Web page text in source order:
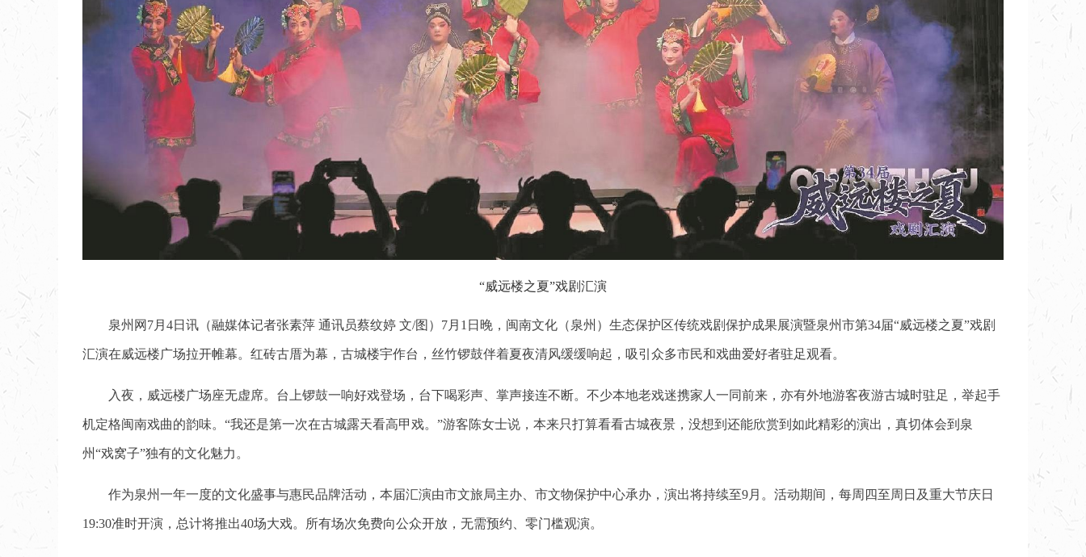
“威远楼之夏”戏剧汇演
泉州网7月4日讯（融媒体记者张素萍 通讯员蔡纹婷 文/图）7月1日晚，闽南文化（泉州）生态保护区传统戏剧保护成果展演暨泉州市第34届“威远楼之夏”戏剧
汇演在威远楼广场拉开帷幕。红砖古厝为幕，古城楼宇作台，丝竹锣鼓伴着夏夜清风缓缓响起，吸引众多市民和戏曲爱好者驻足观看。
入夜，威远楼广场座无虚席。台上锣鼓一响好戏登场，台下喝彩声、掌声接连不断。不少本地老戏迷携家人一同前来，亦有外地游客夜游古城时驻足，举起手
机定格闽南戏曲的韵味。“我还是第一次在古城露天看高甲戏。”游客陈女士说，本来只打算看看古城夜景，没想到还能欣赏到如此精彩的演出，真切体会到泉
州“戏窝子”独有的文化魅力。
作为泉州一年一度的文化盛事与惠民品牌活动，本届汇演由市文旅局主办、市文物保护中心承办，演出将持续至9月。活动期间，每周四至周日及重大节庆日
19:30准时开演，总计将推出40场大戏。所有场次免费向公众开放，无需预约、零门槛观演。